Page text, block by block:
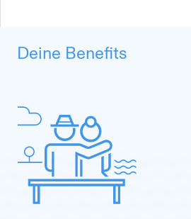
Deine Benefits